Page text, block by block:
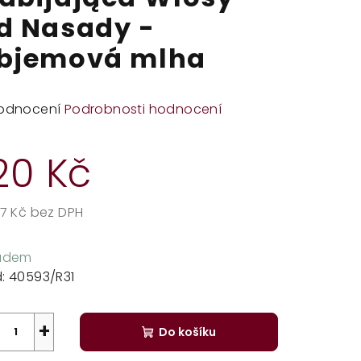
Nasady -
mlha
Podrobnosti hodnocení
Kč
Kč bez DPH
40593/R31
+ Do košíku